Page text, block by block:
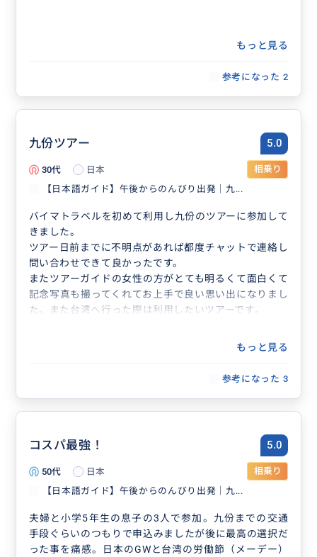
もっと見る
参考になった 2
九份ツアー 5.0
30代 日本
相乗り
【日本語ガイド】午後からのんびり出発｜九...
バイマトラベルを初めて利用し九份のツアーに参加して
きました。
ツアー日前までに不明点があれば都度チャットで連絡し
問い合わせできて良かったです。
またツアーガイドの女性の方がとても明るくて面白くて
記念写真も撮ってくれてお上手で良い思い出になりまし
た。また台湾へ行った際は利用したいツアーです。
もっと見る
参考になった 3
コスパ最強！ 5.0
50代 日本
相乗り
【日本語ガイド】午後からのんびり出発｜九...
夫婦と小学5年生の息子の3人で参加。九份までの交通
手段ぐらいのつもりで申込みましたが後に最高の選択だ
った事を痛感。日本のGWと台湾の労働節（メーデー）